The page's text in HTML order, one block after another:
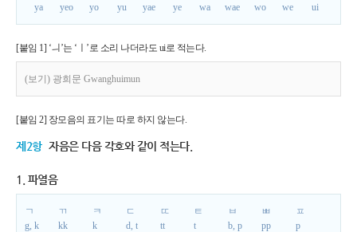
ya
yeo
yo
yu
yae
ye
wa
wae
wo
we
ui
[붙임 1] ‘ㅢ’는 ‘ㅣ’로 소리 나더라도 ui로 적는다.
(보기) 광희문 Gwanghuimun
[붙임 2] 장모음의 표기는 따로 하지 않는다.
제2항 자음은 다음 각호와 같이 적는다.
1. 파열음
ㄱ
g, k
ㄲ
kk
ㅋ
k
ㄷ
d, t
ㄸ
tt
ㅌ
t
ㅂ
b, p
ㅃ
pp
ㅍ
p